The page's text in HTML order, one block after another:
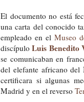
El documento no está
una carta del conocido
empleado en el Museo
discípuloLuis Benedito
se comunicaban en
del elefante africano
certificara si algunas
Madrid y en el reverso